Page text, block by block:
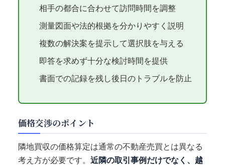
相手の都合に合わせて訪問時間を調整
測量図面や法的根拠を分かりやすく説明
複数の解決案を提示して選択肢を与える
即答を求めず十分な検討時間を提供
書面での記録を残し後日のトラブルを防止
価格交渉のポイント
隣地買収の価格算定は通常の不動産売買とは異なる
考え方が必要です。 近隣の取引事例だけでなく、越